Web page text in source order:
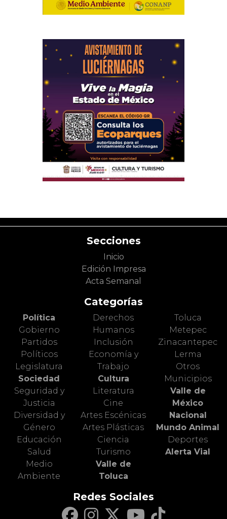
Secciones
Inicio
Edición Impresa
Acta Semanal
Categorías
Política
Gobierno
Partidos
Políticos
Legislatura
Sociedad
Seguridad y
Justicia
Diversidad y
Género
Educación
Salud
Medio
Ambiente
Derechos
Humanos
Inclusión
Economía y
Trabajo
Cultura
Literatura
Cine
Artes Escénicas
Artes Plásticas
Ciencia
Turismo
Valle de
Toluca
Toluca
Metepec
Zinacantepec
Lerma
Otros
Municipios
Valle de
México
Nacional
Mundo Animal
Deportes
Alerta Vial
Redes Sociales